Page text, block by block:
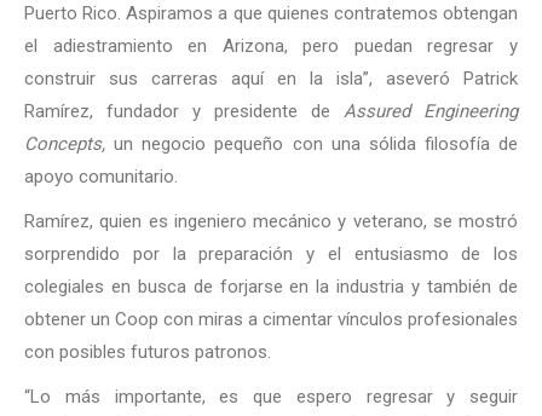
Puerto Rico. Aspiramos a que quienes contratemos obtengan
el adiestramiento en Arizona, pero puedan regresar y
construir sus carreras aquí en la isla”, aseveró Patrick
Ramírez, fundador y presidente de Assured Engineering
Concepts,un negocio pequeño con una sólida filosofía de
apoyo comunitario.
Ramírez, quien es ingeniero mecánico y veterano, se mostró
sorprendido por la preparación y el entusiasmo de los
colegiales en busca de forjarse en la industria y también de
obtener un Coop con miras a cimentar vínculos profesionales
con posibles futuros patronos.
“Lo más importante, es que espero regresar y seguir